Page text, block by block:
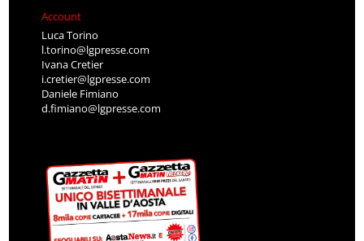
Account
Luca Torino
l.torino@lgpresse.com
Ivana Cretier
i.cretier@lgpresse.com
Daniele Fimiano
d.fimiano@lgpresse.com